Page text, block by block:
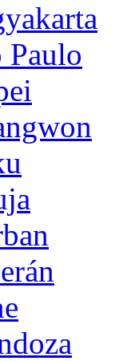
Paulo